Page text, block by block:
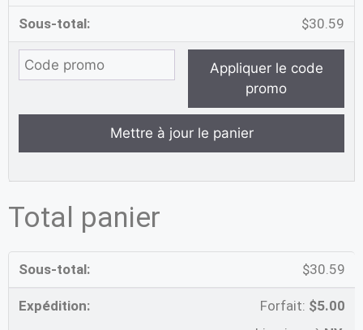
$30.59
Appliquer le code
promo
Mettre à jour le panier
Total panier
$30.59
Forfait: $5.00